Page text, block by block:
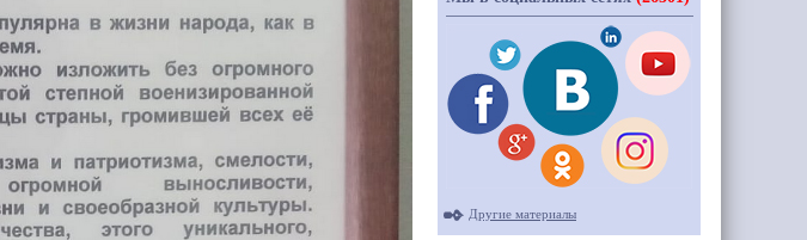
Другие материалы